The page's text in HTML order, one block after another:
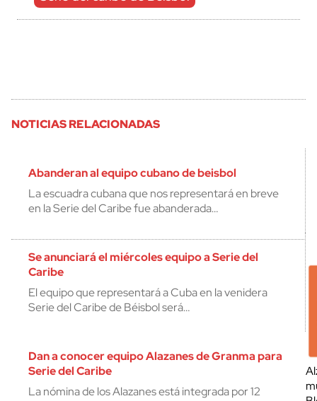
NOTICIAS RELACIONADAS
Abanderan al equipo cubano de beisbol
La escuadra cubana que nos representará en breve
en la Serie del Caribe fue abanderada…
Se anunciará el miércoles equipo a Serie del
Caribe
El equipo que representará a Cuba en la venidera
Serie del Caribe de Béisbol será…
Dan a conocer equipo Alazanes de Granma para
Serie del Caribe
La nómina de los Alazanes está integrada por 12